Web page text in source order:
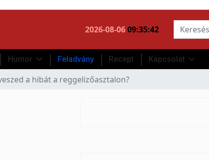
2026-08-0609:35:43 Keresés...
Humor Feladvány Recept Kapcsolat
a hibát a reggelizőasztalon?